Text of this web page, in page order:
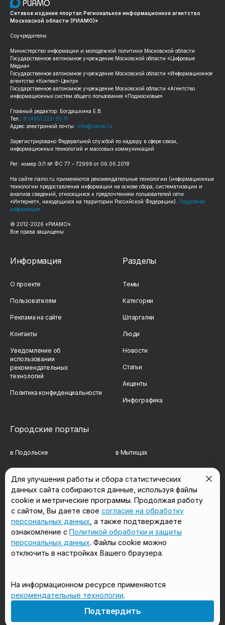
Сетевое издание «портал Региональное информационное агентство
Московской области (РИАМО)»
Соучредители:
Министерство информации и молодежной политики Московской области
Государственное автономное учреждение Московской области «Цифровые
Медиа»
Государственное автономное учреждение Московской области «Информационное
агентство «Контент-Центр»
Государственное автономное учреждение Московской области «Агентство
информационных систем общего пользования «Подмосковье»
Главный редактор: Богдашкина Е.В.
Тел.: 8 (495) 223-35-11
Адрес электронной почты: info@riamo.ru
Зарегистрировано Федеральной службой по надзору в сфере связи,
информационных технологий и массовых коммуникаций
Рег. номер ЭЛ № ФС 77 – 72999 от 06.06.2018
На сайте riamo.ru применяются рекомендательные технологии (информационные
технологии предоставления информации на основе сбора, систематизации и
анализа сведений, относящихся к предпочтениям пользователей сети
«Интернет», находящихся на территории Российской Федерации). Подробная
информация
© 2012-2026 «РИАМО».
Все права защищены
Информация
О проекте
Пользователям
Реклама на сайте
Контакты
Уведомление об
использовании
рекомендательных
технологий
Политика конфиденциальности
Разделы
Темы
Категории
Шпаргалки
Люди
Новости
Статьи
Акценты
Инфографика
Городские порталы
в Подольске в Мытищах
в Сергиевом Посаде в Люберцах
в Красногорске в Королёве
в Домодедово в Щёлково
18+
Мы в соцсетях
Для улучшения работы и сбора статистических
данных сайта собираются данные, используя файлы
cookie и метрические программы. Продолжая работу
с сайтом, Вы даете свое согласие на обработку
персональных данных , а также подтверждаете
ознакомление с Политикой обработки и защиты
персональных данных. Файлы cookie можно
отключить в настройках Вашего браузера.
На информационном ресурсе применяются
рекомендательные технологии.
Подтвердить